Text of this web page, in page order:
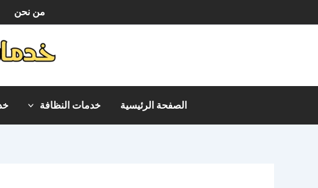
إلى
من نحن
الصفحة الرئيسية خدمات النظافة